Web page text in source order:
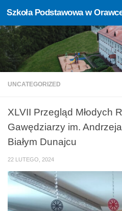
Otwórz pasek narzędzi
Skip to content
UNCATEGORIZED
XLVII Przegląd Młodych
Gawędziarzy im.
Białym Dunajcu
22 LUTEGO, 2024